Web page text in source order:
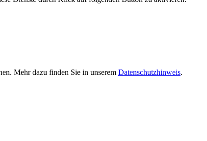
Mehr dazu finden Sie in unserem Datenschutzhinweis.